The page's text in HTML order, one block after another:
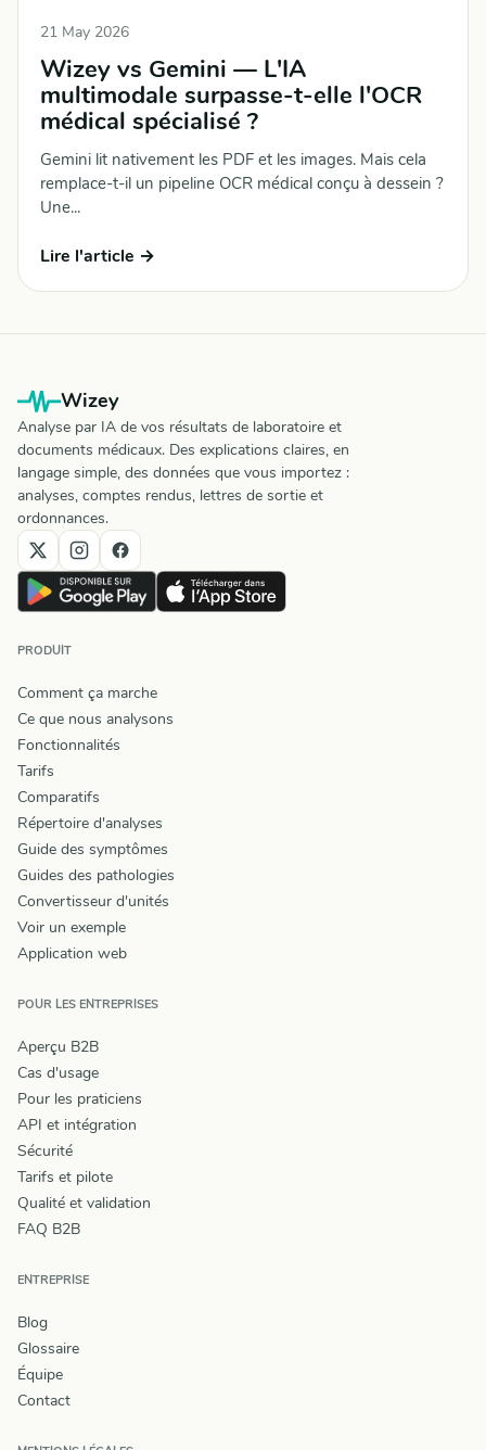
21 May 2026
Wizey vs Gemini — L'IA
multimodale surpasse-t-elle l'OCR
médical spécialisé ?
Gemini lit nativement les PDF et les images. Mais cela
remplace-t-il un pipeline OCR médical conçu à dessein ?
Une...
Lire l'article →
Wizey
Analyse par IA de vos résultats de laboratoire et
documents médicaux. Des explications claires, en
langage simple, des données que vous importez :
analyses, comptes rendus, lettres de sortie et
ordonnances.
PRODUIT
Comment ça marche
Ce que nous analysons
Fonctionnalités
Tarifs
Comparatifs
Répertoire d'analyses
Guide des symptômes
Guides des pathologies
Convertisseur d'unités
Voir un exemple
Application web
POUR LES ENTREPRISES
Aperçu B2B
Cas d'usage
Pour les praticiens
API et intégration
Sécurité
Tarifs et pilote
Qualité et validation
FAQ B2B
ENTREPRISE
Blog
Glossaire
Équipe
Contact